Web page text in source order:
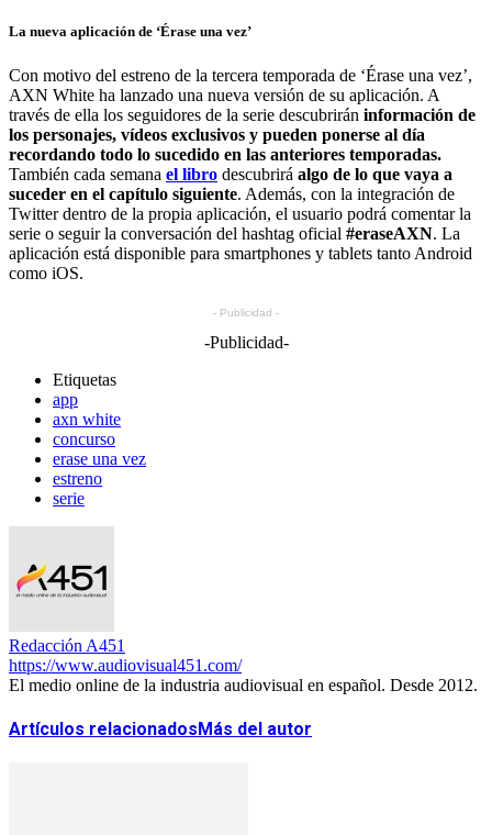
La nueva aplicación de ‘Érase una vez’
Con motivo del estreno de la tercera temporada de ‘Érase una vez’,
AXN White ha lanzado una nueva versión de su aplicación. A
través de ella los seguidores de la serie descubrirán información de
los personajes, vídeos exclusivos y pueden ponerse al día
recordando todo lo sucedido en las anteriores temporadas.
También cada semana el libro descubrirá algo de lo que vaya a
suceder en el capítulo siguiente. Además, con la integración de
Twitter dentro de la propia aplicación, el usuario podrá comentar la
serie o seguir la conversación del hashtag oficial #eraseAXN. La
aplicación está disponible para smartphones y tablets tanto Android
como iOS.
- Publicidad -
-Publicidad-
Etiquetas
app
axn white
concurso
erase una vez
estreno
serie
Redacción A451
https://www.audiovisual451.com/
El medio online de la industria audiovisual en español. Desde 2012.
Artículos relacionadosMás del autor